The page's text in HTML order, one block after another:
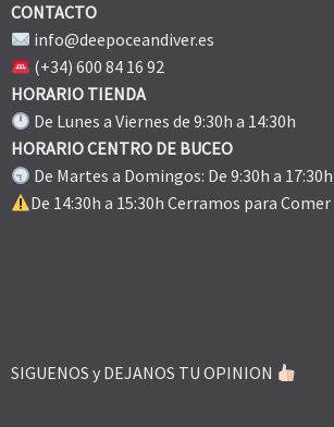
CONTACTO
info@deepoceandiver.es
(+34) 600 84 16 92
HORARIO TIENDA
De Lunes a Viernes de 9:30h a 14:30h
HORARIO CENTRO DE BUCEO
De Martes a Domingos: De 9:30h a 17:30h
De 14:30h a 15:30h Cerramos para Comer
SIGUENOS y DEJANOS TU OPINION